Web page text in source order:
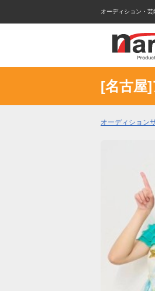
オーディション・
[名古屋
オーディション